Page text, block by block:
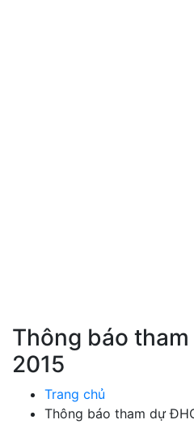
Thông báo
2015
Trang chủ
Thông báo tham dự